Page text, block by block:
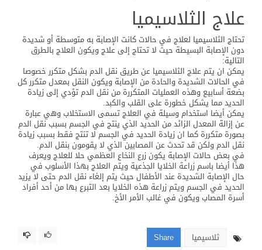
علاج الثلاسيميا
تحتاج الثلاسيميا لعلاج في حالات كانت الإصابة به متوسطة أو شديدة
دون الإصابة البسيطة حيث لا تحتاج إلى علاج ويكون العلاج بالطرق
التالية:
يمكن ان يتم علاج الثلاسيميا عن طريق نقل الدم بشكل متكرر خصوصا
في الحالات الشديدة والحادة من الإصابة ويكون النقل بمعدل متكرر كل
بضعة أسابيع وهذه العمليات المتكررة من نقل الدم تؤدي إلى زيادة
الحديد مما يشكل خطورة على القلب والكبد.
يمكن أيضا استخدام وسيلة في العلاج تسمى الاستخلاب وهي عبارة
عن إزالة المعدل الزائد من الحديد الذي ينتج في الجسم بسبب نقل الدم
بصورة متكررة كما ان زيادة الحديد في الجسم لا تنتج فقط بسبب زيادة
نقل الدم ولكن قد تحدث عن المصابين الذي لا يقومون بنقل الدم.
في بعض حالات الإصابة يكون زرع النخاع العظمي حلا للعلاج ويعرف
هذا أيضا باسم زراعة الخلايا الجذعية ويتم العلاج بهذا الأسلوب في
حال الإصابة الشديدة عند الأطفال حيث يتم إلغاء نقل الدم حتى لا يزيد
الحديد في الجسم ويتم زراعة هذه الخلايا بعد التبرع بها من أحد أفراد
أسرة المصاب ويكون في غالب الأمر الأخ.
ثلاسيميا Share